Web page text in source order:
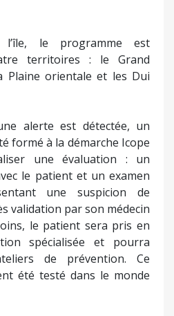
l’île, le programme est
territoires : le Grand
Plaine orientale et les Dui
alerte est détectée, un
formé à la démarche Icope
une évaluation : un
le patient et un examen
une suspicion de
validation par son médecin
le patient sera pris en
spécialisée et pourra
de prévention. Ce
été testé dans le monde